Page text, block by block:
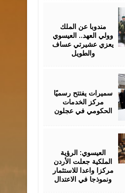
مندوبا عن الملك
وولي العهد.. العيسوي
يعزي عشيرتي عساف
والطويل
سميرات يفتتح رسميًا
مركز الخدمات
الحكومي في عجلون
2026
العيسوي: الرؤية
الملكية جعلت الأردن
مركزا واعدا للاستثمار
ونموذجا في الاعتدال